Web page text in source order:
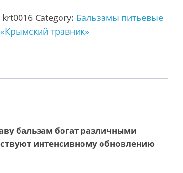
krt0016 Category: Бальзамы питьевые
«Крымский травник»
бальзам богат различными
интенсивному обновлению